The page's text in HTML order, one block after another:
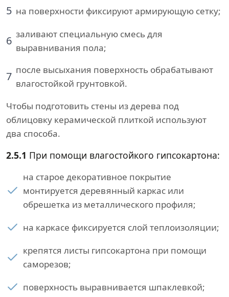
5 на поверхности фиксируют армирующую сетку;
6 заливают специальную смесь для
выравнивания пола;
7 после высыхания поверхность обрабатывают
влагостойкой грунтовкой.
Чтобы подготовить стены из дерева под
облицовку керамической плиткой используют
два способа.
2.5.1 При помощи влагостойкого гипсокартона:
на старое декоративное покрытие
монтируется деревянный каркас или
обрешетка из металлического профиля;
на каркасе фиксируется слой теплоизоляции;
крепятся листы гипсокартона при помощи
саморезов;
поверхность выравнивается шпаклевкой;